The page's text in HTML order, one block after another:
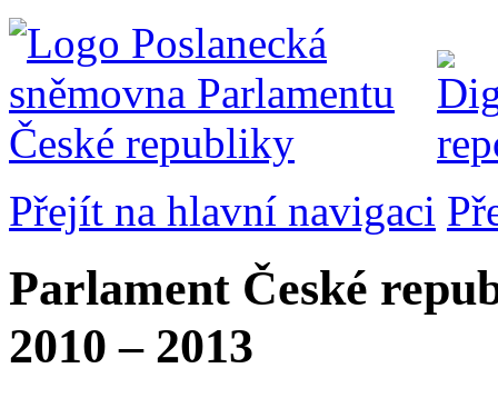
Přejít na hlavní navigaci
Parlament České
2010 – 2013